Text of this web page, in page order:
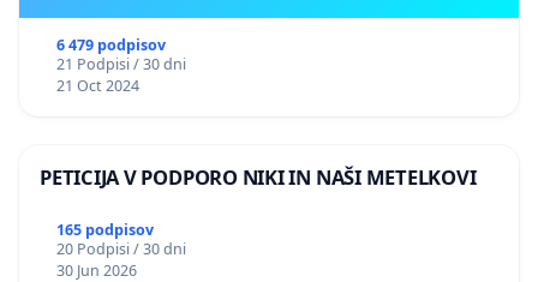
6 479 podpisov
21 Podpisi / 30 dni
21 Oct 2024
PETICIJA V PODPORO NIKI IN NAŠI METELKOVI
165 podpisov
20 Podpisi / 30 dni
30 Jun 2026